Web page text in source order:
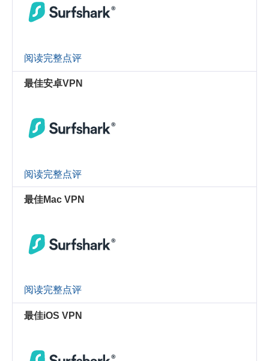
阅读完整点评
最佳安卓VPN
阅读完整点评
最佳Mac VPN
阅读完整点评
最佳iOS VPN